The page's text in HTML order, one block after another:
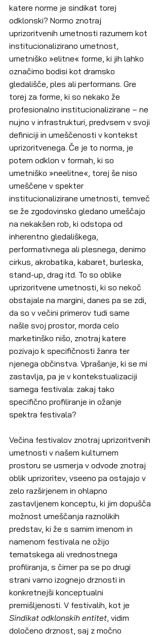
katere norme je sindikat torej
odklonski? Normo znotraj
uprizoritvenih umetnosti razumem kot
institucionalizirano umetnost,
umetniško »elitne« forme, ki jih lahko
označimo bodisi kot dramsko
gledališče, ples ali performans. Gre
torej za forme, ki so nekako že
profesionalno institucionalizirane – ne
nujno v infrastrukturi, predvsem v svoji
definiciji in umeščenosti v kontekst
uprizoritvenega. Če je to norma, je
potem odklon v formah, ki so
umetniško »neelitne«, torej še niso
umeščene v spekter
institucionalizirane umetnosti, temveč
se že zgodovinsko gledano umeščajo
na nekakšen rob, ki odstopa od
inherentno gledališkega,
performativnega ali plesnega, denimo
cirkus, akrobatika, kabaret, burleska,
stand-up, drag itd. To so oblike
uprizoritvene umetnosti, ki so nekoč
obstajale na margini, danes pa se zdi,
da so v večini primerov tudi same
našle svoj prostor, morda celo
marketinško nišo, znotraj katere
pozivajo k specifičnosti žanra ter
njenega občinstva. Vprašanje, ki se mi
zastavlja, pa je v kontekstualizaciji
samega festivala: zakaj tako
specifično profiliranje in ožanje
spektra festivala?
Večina festivalov znotraj uprizoritvenih
umetnosti v našem kulturnem
prostoru se usmerja v odvode znotraj
oblik uprizoritev, vseeno pa ostajajo v
zelo razširjenem in ohlapno
zastavljenem konceptu, ki jim dopušča
možnost umeščanja raznolikih
predstav, ki že s samim imenom in
namenom festivala ne ožijo
tematskega ali vrednostnega
profiliranja, s čimer pa se po drugi
strani varno izognejo drznosti in
konkretnejši konceptualni
premišljenosti. V festivalih, kot je
Sindikat odklonskih entitet, vidim
določeno drznost, saj z močno